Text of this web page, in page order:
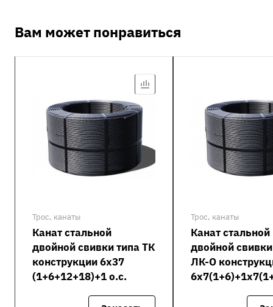
Вам может понравиться
Трос, канаты
Канат стальной
двойной свивки типа ТК
конструкции 6х37
(1+6+12+18)+1 о.с.
Трос, канаты
Канат стальной
двойной
ЛК-О